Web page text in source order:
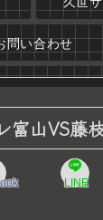
問い合わせ
富山VS藤
LINE